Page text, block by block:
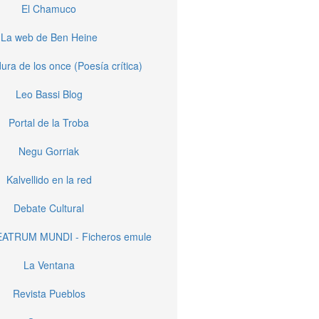
El Chamuco
La web de Ben Heine
de los once (Poesía crítica)
Leo Bassi Blog
Portal de la Troba
Negu Gorriak
Kalvellido en la red
Debate Cultural
MUNDI - Ficheros emule
La Ventana
Revista Pueblos